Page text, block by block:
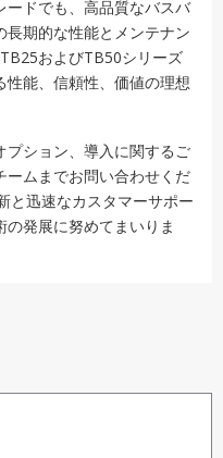
ードでも、高品質なバスバ
期的な性能とメンテナン
およびTB50シリーズ
能、信頼性、価値の理想
プション、導入に関するご
ームまでお問い合わせくだ
と迅速なカスタマーサポー
の発展に努めてまいりま